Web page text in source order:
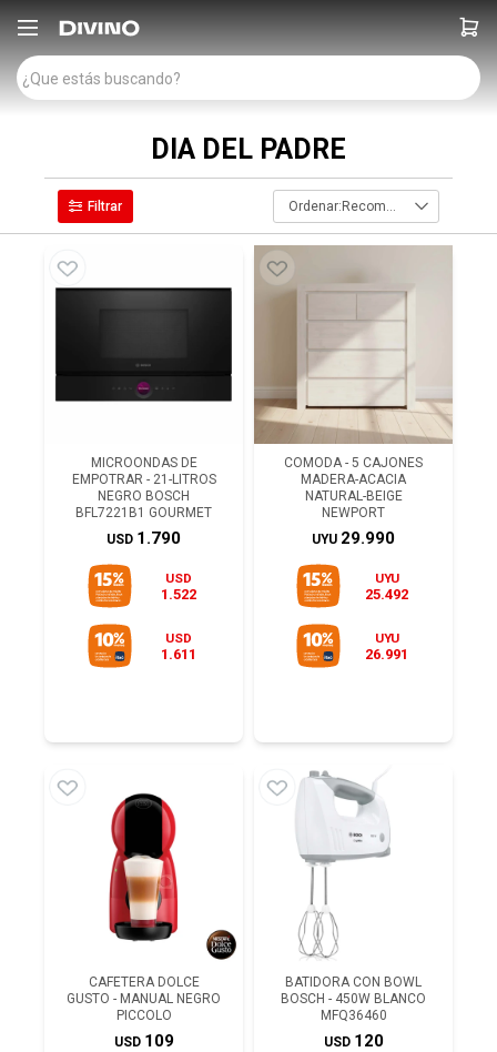

DIA DEL PADRE
Recomendados
MICROONDAS DE
EMPOTRAR - 21-LITROS
NEGRO BOSCH
BFL7221B1 GOURMET
USD 1.790
USD
1.522
USD
1.611
COMODA - 5 CAJONES
MADERA-ACACIA
NATURAL-BEIGE
NEWPORT
UYU 29.990
UYU
25.492
UYU
26.991
CAFETERA DOLCE
GUSTO - MANUAL NEGRO
PICCOLO
USD 109
BATIDORA CON BOWL
BOSCH - 450W BLANCO
MFQ36460
USD 120